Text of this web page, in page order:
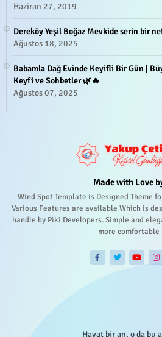
Haziran 27, 2019
Dereköy Yeşil Boğaz Mevkide serin bir
Ağustos 18, 2025
Babamla Dağ Evinde Keyifli Bir Gün |
Keyfi ve Sohbetler 🌿🔥
Ağustos 07, 2025
Made with Love
Wind Spot Template is Designed Theme
Various Features are available Which is
handle by Piki Developers. Simple and
more comfortable
Hayat bir an, o da bu